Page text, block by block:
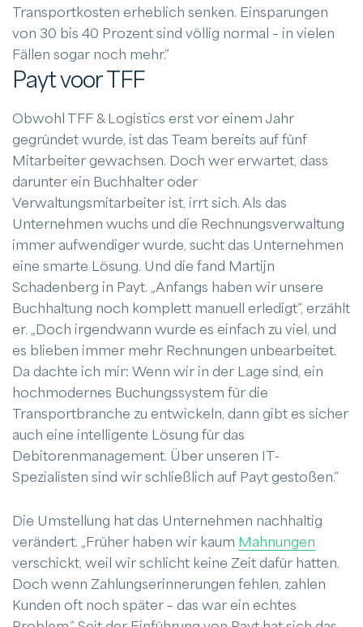
Transportkosten erheblich senken. Einsparungen
von 30 bis 40 Prozent sind völlig normal – in vielen
Fällen sogar noch mehr.“
Payt voor TFF
Obwohl TFF & Logistics erst vor einem Jahr
gegründet wurde, ist das Team bereits auf fünf
Mitarbeiter gewachsen. Doch wer erwartet, dass
darunter ein Buchhalter oder
Verwaltungsmitarbeiter ist, irrt sich. Als das
Unternehmen wuchs und die Rechnungsverwaltung
immer aufwendiger wurde, sucht das Unternehmen
eine smarte Lösung. Und die fand Martijn
Schadenberg in Payt. „Anfangs haben wir unsere
Buchhaltung noch komplett manuell erledigt“, erzählt
er. „Doch irgendwann wurde es einfach zu viel, und
es blieben immer mehr Rechnungen unbearbeitet.
Da dachte ich mir: Wenn wir in der Lage sind, ein
hochmodernes Buchungssystem für die
Transportbranche zu entwickeln, dann gibt es sicher
auch eine intelligente Lösung für das
Debitorenmanagement. Über unseren IT-
Spezialisten sind wir schließlich auf Payt gestoßen.“
Die Umstellung hat das Unternehmen nachhaltig
verändert. „Früher haben wir kaum Mahnungen
verschickt, weil wir schlicht keine Zeit dafür hatten.
Doch wenn Zahlungserinnerungen fehlen, zahlen
Kunden oft noch später – das war ein echtes